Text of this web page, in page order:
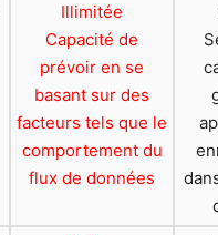
Illimitée
Capacité de
prévoir en se
basant sur des
facteurs tels que le
comportement du
flux de données